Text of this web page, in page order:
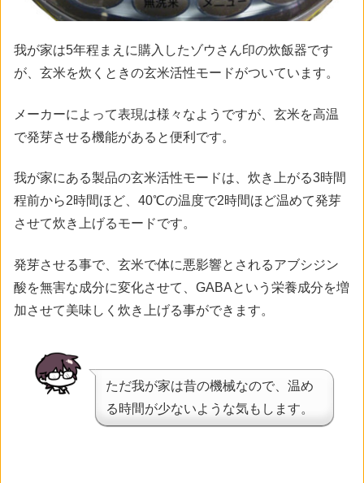
我が家は5年程まえに購入したゾウさん印の炊飯器です
が、玄米を炊くときの玄米活性モードがついています。
メーカーによって表現は様々なようですが、玄米を高温
で発芽させる機能があると便利です。
我が家にある製品の玄米活性モードは、炊き上がる3時間
程前から2時間ほど、40℃の温度で2時間ほど温めて発芽
させて炊き上げるモードです。
発芽させる事で、玄米で体に悪影響とされるアブシジン
酸を無害な成分に変化させて、GABAという栄養成分を増
加させて美味しく炊き上げる事ができます。
ただ我が家は昔の機械なので、温め
る時間が少ないような気もします。